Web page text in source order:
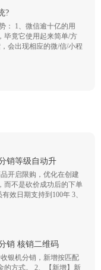
?
： 1、微信逾十亿的用
毕竟它使用起来简单/方
会出现相应的微/信/小程
销等级自动升
开启限购，优化在创建
而不是砍价成功后的下单
效日期支持到100年 3、
销 核销二维码
银机分销，新增按匹配
的方式。 2、【新增】新